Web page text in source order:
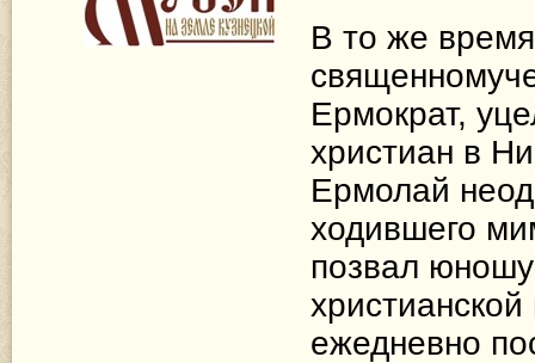
В то же
Ермократ,
христиан в
Ермолай
ходившего
позвал
ежедневно